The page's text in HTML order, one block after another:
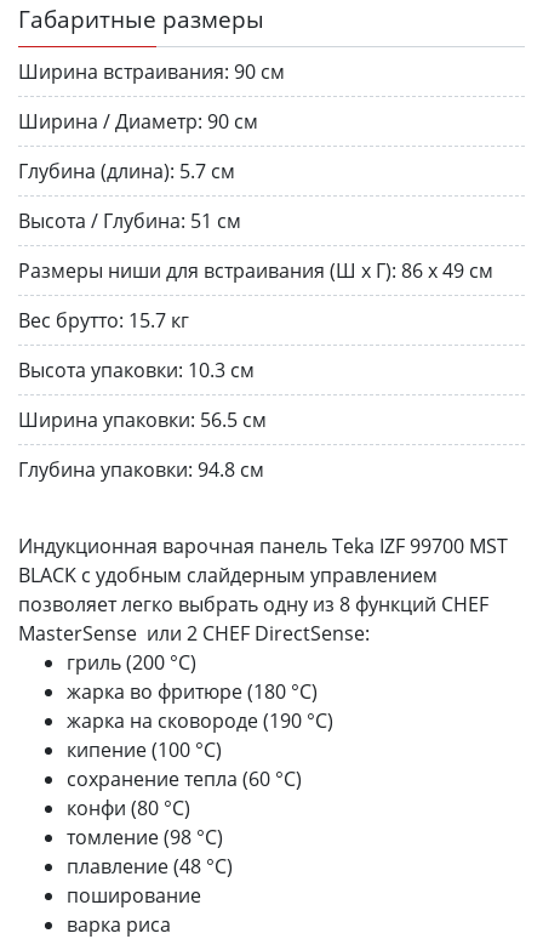
Габаритные размеры
Ширина встраивания: 90 см
Ширина / Диаметр: 90 см
Глубина (длина): 5.7 см
Высота / Глубина: 51 см
Размеры ниши для встраивания (Ш х Г): 86 х 49 см
Вес брутто: 15.7 кг
Высота упаковки: 10.3 см
Ширина упаковки: 56.5 см
Глубина упаковки: 94.8 см
Индукционная варочная панель Teka IZF 99700 MST
BLACK с удобным слайдерным управлением
позволяет легко выбрать одну из 8 функций CHEF
MasterSense или 2 CHEF DirectSense:
гриль (200 °С)
жарка во фритюре (180 °С)
жарка на сковороде (190 °С)
кипение (100 °С)
сохранение тепла (60 °С)
конфи (80 °С)
томление (98 °С)
плавление (48 °С)
поширование
варка риса